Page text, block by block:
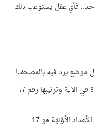
فأي عقل يستوعب ذلك
موضع يرد فيه بالمصحف!
الكسرة على حرف الظاء هي الكسرة الأخيرة في الآية وترتيبها رقم 7،